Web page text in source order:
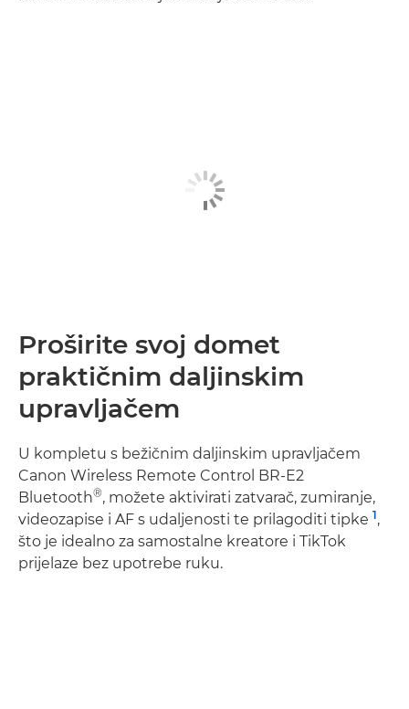
Proširite svoj domet
praktičnim daljinskim
upravljačem
U kompletu s bežičnim daljinskim upravljačem
Canon Wireless Remote Control BR-E2
Bluetooth®, možete aktivirati zatvarač, zumiranje,
videozapise i AF s udaljenosti te prilagoditi tipke 1,
što je idealno za samostalne kreatore i TikTok
prijelaze bez upotrebe ruku.